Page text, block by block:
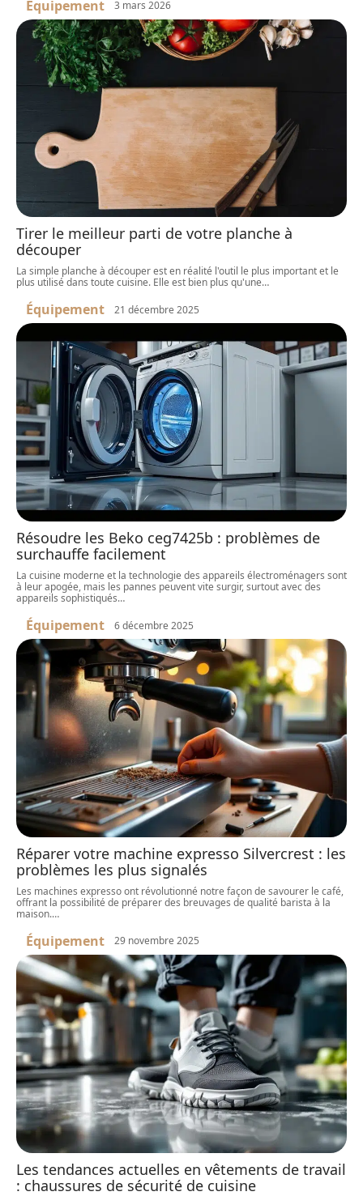
Équipement 3 mars 2026
Tirer le meilleur parti de votre planche à
découper
La simple planche à découper est en réalité l'outil le plus important et le
plus utilisé dans toute cuisine. Elle est bien plus qu'une…
Équipement 21 décembre 2025
Résoudre les Beko ceg7425b : problèmes de
surchauffe facilement
La cuisine moderne et la technologie des appareils électroménagers sont
à leur apogée, mais les pannes peuvent vite surgir, surtout avec des
appareils sophistiqués…
Équipement 6 décembre 2025
Réparer votre machine expresso Silvercrest : les
problèmes les plus signalés
Les machines expresso ont révolutionné notre façon de savourer le café,
offrant la possibilité de préparer des breuvages de qualité barista à la
maison.…
Équipement 29 novembre 2025
Les tendances actuelles en vêtements de travail
: chaussures de sécurité de cuisine